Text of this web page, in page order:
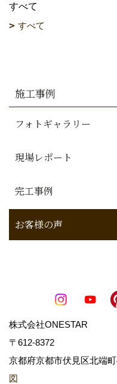
すべて
すべて
施工事例
フォトギャラリー
現場レポート
完工事例
お客様の声
株式会社ONESTAR
〒612-8372
京都府京都市伏見区北端
図